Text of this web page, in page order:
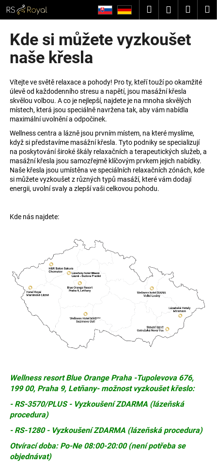
na
obsah
HledatPřihlášení
Kde si můžete vyzkoušet
naše křesla
Vítejte ve světě relaxace a pohody! Pro ty, kteří touží po okamžité
úlevě od každodenního stresu a napětí, jsou masážní křesla
skvělou volbou. A co je nejlepší, najdete je na mnoha skvělých
místech, která jsou speciálně navržena tak, aby vám nabídla
maximální uvolnění a odpočinek.
Wellness centra a lázně jsou prvním místem, na které myslíme,
když si představíme masážní křesla. Tyto podniky se specializují
na poskytování široké škály relaxačních a terapeutických služeb, a
masážní křesla jsou samozřejmě klíčovým prvkem jejich nabídky.
Naše křesla jsou umístěna ve speciálních relaxačních zónách, kde
si můžete vyzkoušet z různých typů masáží, které vám dodají
energii, uvolní svaly a zlepší vaši celkovou pohodu.
Kde nás najdete:
Wellness resort Blue Orange Praha -Tupolevova 676,
199 00, Praha 9, Letňany-možnost vyzkoušet křeslo:
- RS-3570/PLUS - Vyzkoušení ZDARMA (lázeňská
procedura)
- RS-1280 - Vyzkoušení ZDARMA (lázeňská procedura)
Otvírací doba: Po-Ne 08:00-20:00 (není potřeba se
objednávat)
K
o
C
o
p
o
t
ř
e
b
u
j
e
t
n
t
?
D
o
p
o
r
u
j